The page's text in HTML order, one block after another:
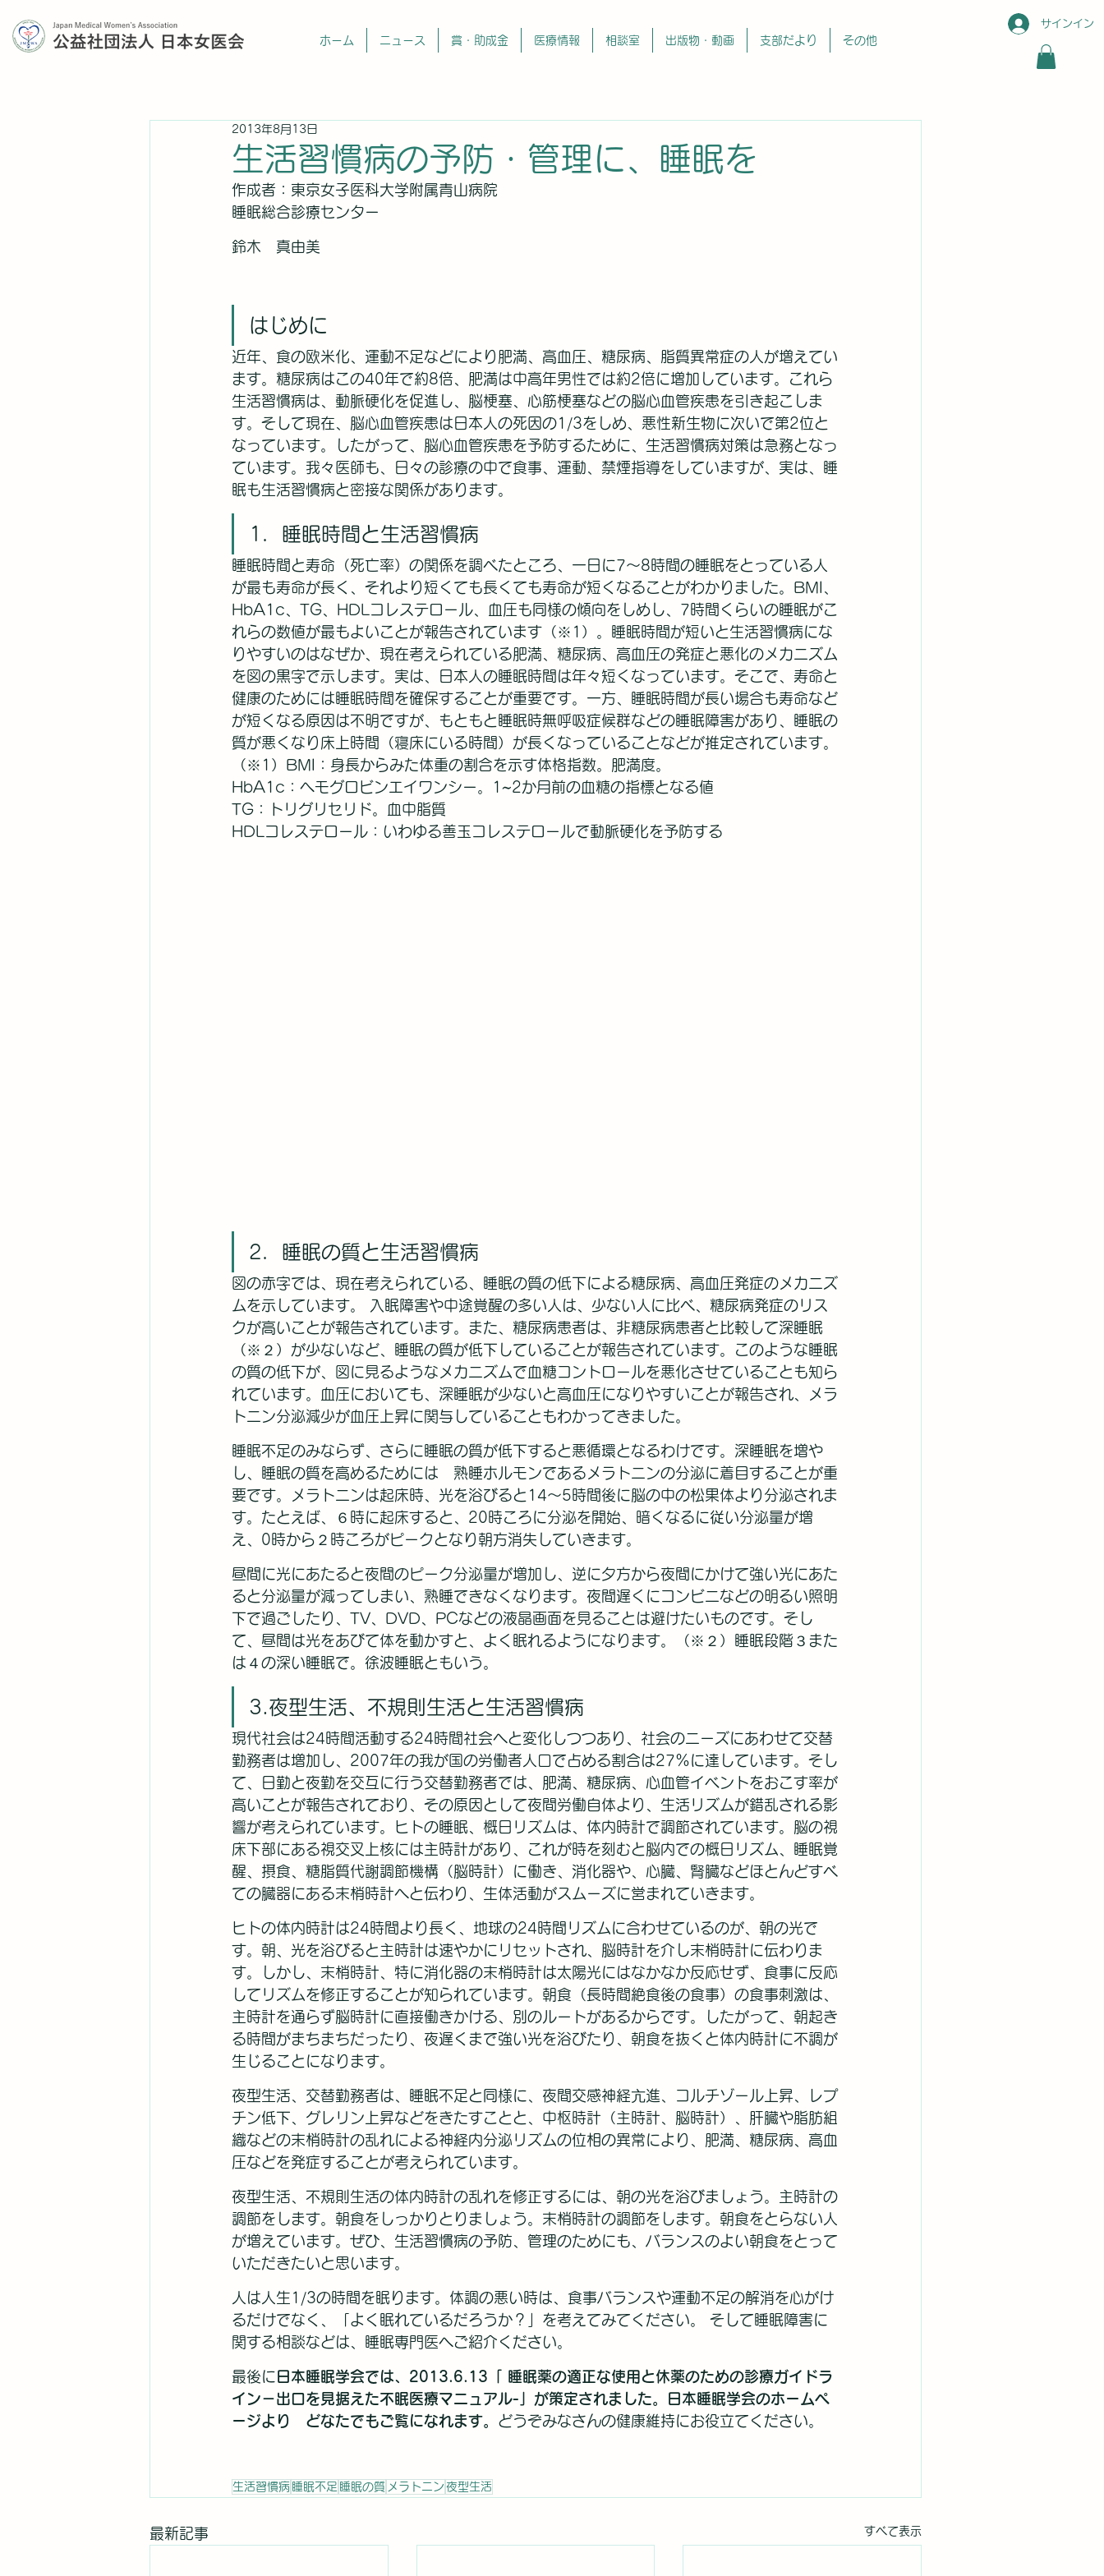
ホーム ニュース 賞・助成金 医療情報 相談室 出版物・動画 支部だより その他
サインイン
生活習慣病の予防・管理に、睡眠を
2013年8月13日
作成者：東京女子医科大学附属青山病院
睡眠総合診療センター
鈴木　真由美
はじめに
近年、食の欧米化、運動不足などにより肥満、高血圧、糖尿病、脂質異常症の人が増えてい
ます。糖尿病はこの40年で約8倍、肥満は中高年男性では約2倍に増加しています。これら
生活習慣病は、動脈硬化を促進し、脳梗塞、心筋梗塞などの脳心血管疾患を引き起こしま
す。そして現在、脳心血管疾患は日本人の死因の1/3をしめ、悪性新生物に次いで第2位と
なっています。したがって、脳心血管疾患を予防するために、生活習慣病対策は急務となっ
ています。我々医師も、日々の診療の中で食事、運動、禁煙指導をしていますが、実は、睡
眠も生活習慣病と密接な関係があります。
1．睡眠時間と生活習慣病
睡眠時間と寿命（死亡率）の関係を調べたところ、一日に7～8時間の睡眠をとっている人
が最も寿命が長く、それより短くても長くても寿命が短くなることがわかりました。BMI、
HbA1c、TG、HDLコレステロール、血圧も同様の傾向をしめし、7時間くらいの睡眠がこ
れらの数値が最もよいことが報告されています（※1）。睡眠時間が短いと生活習慣病にな
りやすいのはなぜか、現在考えられている肥満、糖尿病、高血圧の発症と悪化のメカニズム
を図の黒字で示します。実は、日本人の睡眠時間は年々短くなっています。そこで、寿命と
健康のためには睡眠時間を確保することが重要です。一方、睡眠時間が長い場合も寿命など
が短くなる原因は不明ですが、もともと睡眠時無呼吸症候群などの睡眠障害があり、睡眠の
質が悪くなり床上時間（寝床にいる時間）が長くなっていることなどが推定されています。
（※1）BMI：身長からみた体重の割合を示す体格指数。肥満度。
HbA1c：ヘモグロビンエイワンシー。1~2か月前の血糖の指標となる値
TG：トリグリセリド。血中脂質
HDLコレステロール：いわゆる善玉コレステロールで動脈硬化を予防する
2．睡眠の質と生活習慣病
図の赤字では、現在考えられている、睡眠の質の低下による糖尿病、高血圧発症のメカニズ
ムを示しています。 入眠障害や中途覚醒の多い人は、少ない人に比べ、糖尿病発症のリス
クが高いことが報告されています。また、糖尿病患者は、非糖尿病患者と比較して深睡眠
（※２）が少ないなど、睡眠の質が低下していることが報告されています。このような睡眠
の質の低下が、図に見るようなメカニズムで血糖コントロールを悪化させていることも知ら
れています。血圧においても、深睡眠が少ないと高血圧になりやすいことが報告され、メラ
トニン分泌減少が血圧上昇に関与していることもわかってきました。
睡眠不足のみならず、さらに睡眠の質が低下すると悪循環となるわけです。深睡眠を増や
し、睡眠の質を高めるためには　熟睡ホルモンであるメラトニンの分泌に着目することが重
要です。メラトニンは起床時、光を浴びると14～5時間後に脳の中の松果体より分泌されま
す。たとえば、６時に起床すると、20時ころに分泌を開始、暗くなるに従い分泌量が増
え、0時から２時ころがピークとなり朝方消失していきます。
昼間に光にあたると夜間のピーク分泌量が増加し、逆に夕方から夜間にかけて強い光にあた
ると分泌量が減ってしまい、熟睡できなくなります。夜間遅くにコンビニなどの明るい照明
下で過ごしたり、TV、DVD、PCなどの液晶画面を見ることは避けたいものです。そし
て、昼間は光をあびて体を動かすと、よく眠れるようになります。（※２）睡眠段階３また
は４の深い睡眠で。徐波睡眠ともいう。
3.夜型生活、不規則生活と生活習慣病
現代社会は24時間活動する24時間社会へと変化しつつあり、社会のニーズにあわせて交替
勤務者は増加し、2007年の我が国の労働者人口で占める割合は27%に達しています。そし
て、日勤と夜勤を交互に行う交替勤務者では、肥満、糖尿病、心血管イベントをおこす率が
高いことが報告されており、その原因として夜間労働自体より、生活リズムが錯乱される影
響が考えられています。ヒトの睡眠、概日リズムは、体内時計で調節されています。脳の視
床下部にある視交叉上核には主時計があり、これが時を刻むと脳内での概日リズム、睡眠覚
醒、摂食、糖脂質代謝調節機構（脳時計）に働き、消化器や、心臓、腎臓などほとんどすべ
ての臓器にある末梢時計へと伝わり、生体活動がスムーズに営まれていきます。
ヒトの体内時計は24時間より長く、地球の24時間リズムに合わせているのが、朝の光で
す。朝、光を浴びると主時計は速やかにリセットされ、脳時計を介し末梢時計に伝わりま
す。しかし、末梢時計、特に消化器の末梢時計は太陽光にはなかなか反応せず、食事に反応
してリズムを修正することが知られています。朝食（長時間絶食後の食事）の食事刺激は、
主時計を通らず脳時計に直接働きかける、別のルートがあるからです。したがって、朝起き
る時間がまちまちだったり、夜遅くまで強い光を浴びたり、朝食を抜くと体内時計に不調が
生じることになります。
夜型生活、交替勤務者は、睡眠不足と同様に、夜間交感神経亢進、コルチゾール上昇、レプ
チン低下、グレリン上昇などをきたすことと、中枢時計（主時計、脳時計）、肝臓や脂肪組
織などの末梢時計の乱れによる神経内分泌リズムの位相の異常により、肥満、糖尿病、高血
圧などを発症することが考えられています。
夜型生活、不規則生活の体内時計の乱れを修正するには、朝の光を浴びましょう。主時計の
調節をします。朝食をしっかりとりましょう。末梢時計の調節をします。朝食をとらない人
が増えています。ぜひ、生活習慣病の予防、管理のためにも、バランスのよい朝食をとって
いただきたいと思います。
人は人生1/3の時間を眠ります。体調の悪い時は、食事バランスや運動不足の解消を心がけ
るだけでなく、「よく眠れているだろうか？」を考えてみてください。 そして睡眠障害に
関する相談などは、睡眠専門医へご紹介ください。
最後に日本睡眠学会では、2013.6.13「 睡眠薬の適正な使用と休薬のための診療ガイドラ
イン－出口を見据えた不眠医療マニュアル-」が策定されました。日本睡眠学会のホームペ
ージより　どなたでもご覧になれます。 どうぞみなさんの健康維持にお役立てください。
生活習慣病 睡眠不足 睡眠の質 メラトニン 夜型生活
最新記事 すべて表示